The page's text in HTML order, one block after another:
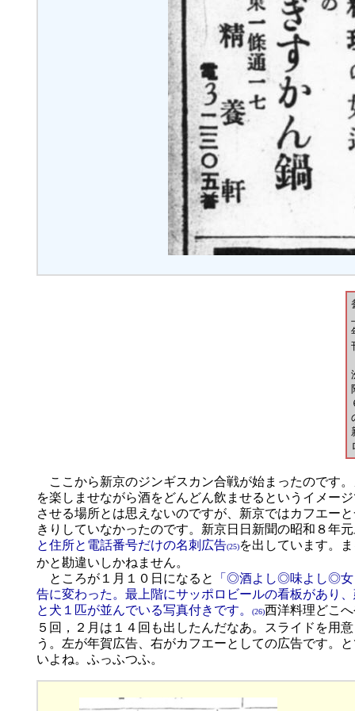
ここから新京のジンギスカン合戦が始まったのです
を楽しませながら酒をどんどん飲ませるというイメー
させる場所とは思えないのですが、新京ではカフエー
きりしていなかったのです。新京日日新聞の昭和８年
と住所と電話番号だけの名刺広告(25)を出しています。
かと勘違いしかねません。
ところが１月１０日になると
「◎酒よし◎味よし◎女
告に変わった。最上階にサッポロビールの看板があり
と犬１匹が並んでいる写真付きです。
(26)西洋料理どこ
５回，２月は１４回も出したんだなあ。スライドを用
う。左が年賀広告、右がカフエーとしての広告です。
いよね。ふっふつふ。